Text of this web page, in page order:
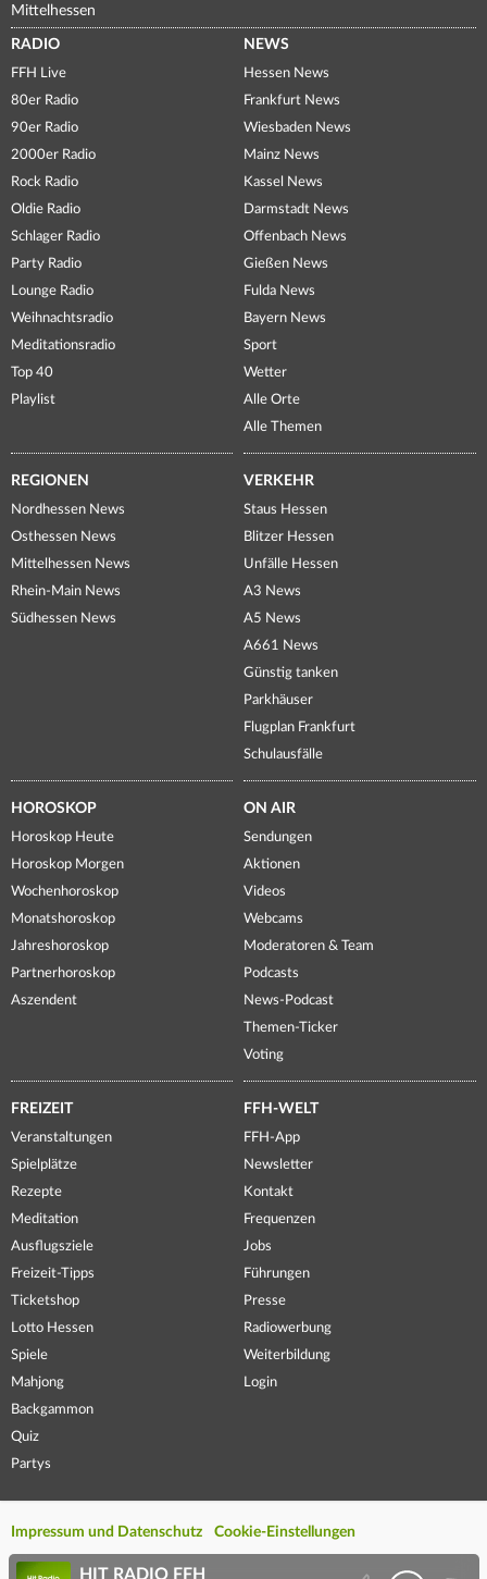
Mittelhessen
RADIO
FFH Live
80er Radio
90er Radio
2000er Radio
Rock Radio
Oldie Radio
Schlager Radio
Party Radio
Lounge Radio
Weihnachtsradio
Meditationsradio
Top 40
Playlist
NEWS
Hessen News
Frankfurt News
Wiesbaden News
Mainz News
Kassel News
Darmstadt News
Offenbach News
Gießen News
Fulda News
Bayern News
Sport
Wetter
Alle Orte
Alle Themen
REGIONEN
Nordhessen News
Osthessen News
Mittelhessen News
Rhein-Main News
Südhessen News
VERKEHR
Staus Hessen
Blitzer Hessen
Unfälle Hessen
A3 News
A5 News
A661 News
Günstig tanken
Parkhäuser
Flugplan Frankfurt
Schulausfälle
HOROSKOP
Horoskop Heute
Horoskop Morgen
Wochenhoroskop
Monatshoroskop
Jahreshoroskop
Partnerhoroskop
Aszendent
ON AIR
Sendungen
Aktionen
Videos
Webcams
Moderatoren & Team
Podcasts
News-Podcast
Themen-Ticker
Voting
FREIZEIT
Veranstaltungen
Spielplätze
Rezepte
Meditation
Ausflugsziele
Freizeit-Tipps
Ticketshop
Lotto Hessen
Spiele
Mahjong
Backgammon
Quiz
Partys
FFH-WELT
FFH-App
Newsletter
Kontakt
Frequenzen
Jobs
Führungen
Presse
Radiowerbung
Weiterbildung
Login
Impressum und Datenschutz Cookie-Einstellungen
HIT RADIO FFH